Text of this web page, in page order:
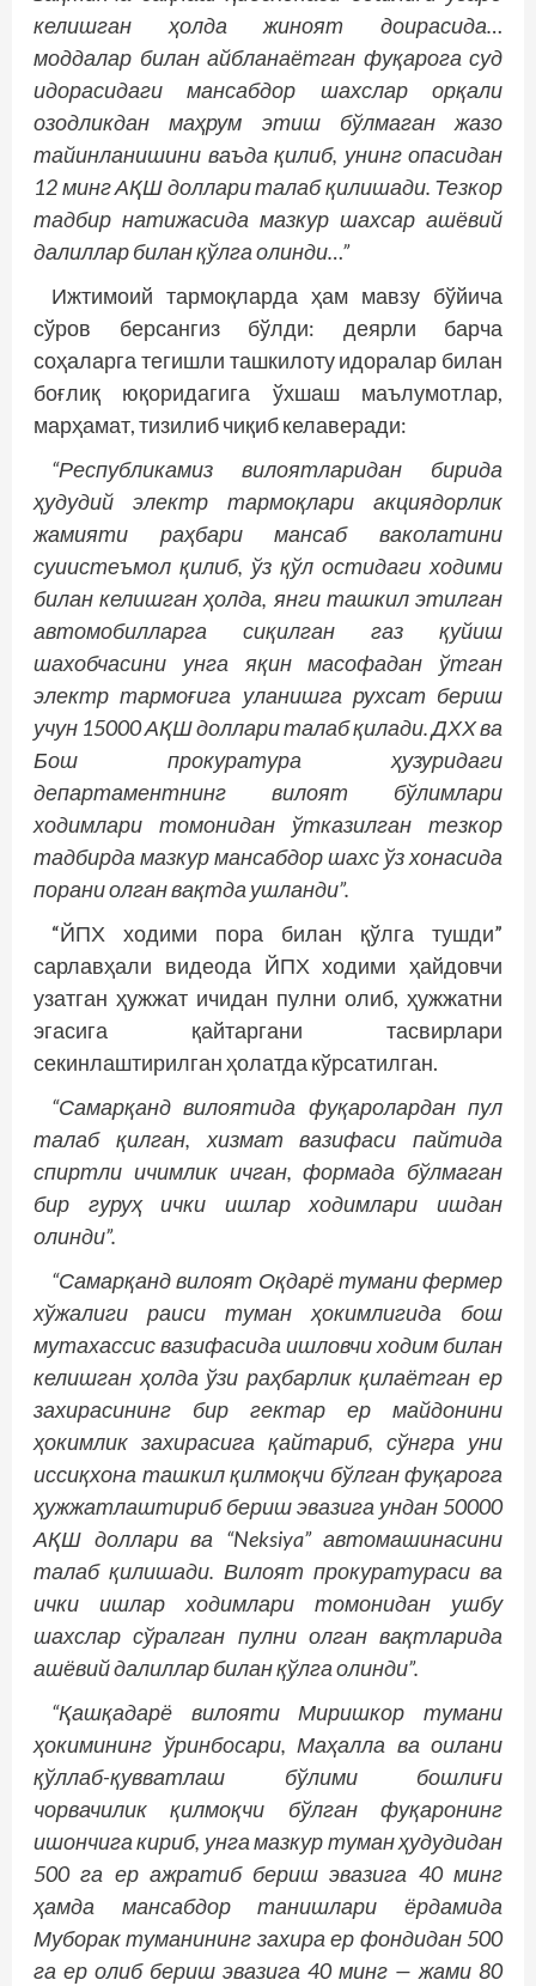
келишган ҳолда жиноят доирасида…
моддалар билан айбланаётган фуқарога суд
идорасидаги мансабдор шахслар орқали
озодликдан маҳрум этиш бўлмаган жазо
тайинланишини ваъда қилиб, унинг опасидан
12 минг АҚШ доллари талаб қилишади. Тезкор
тадбир натижасида мазкур шахсар ашёвий
далиллар билан қўлга олинди…”
Ижтимоий тармоқларда ҳам мавзу бўйича
сўров берсангиз бўлди: деярли барча
соҳаларга тегишли ташкилоту идоралар билан
боғлиқ юқоридагига ўхшаш маълумотлар,
марҳамат, тизилиб чиқиб келаверади:
“Республикамиз вилоятларидан бирида
ҳудудий электр тармоқлари акциядорлик
жамияти раҳбари мансаб ваколатини
суиистеъмол қилиб, ўз қўл остидаги ходими
билан келишган ҳолда, янги ташкил этилган
автомобилларга сиқилган газ қуйиш
шахобчасини унга яқин масофадан ўтган
электр тармоғига уланишга рухсат бериш
учун 15000 АҚШ доллари талаб қилади. ДХХ ва
Бош прокуратура ҳузуридаги
департаментнинг вилоят бўлимлари
ходимлари томонидан ўтказилган тезкор
тадбирда мазкур мансабдор шахс ўз хонасида
порани олган вақтда ушланди”.
“ЙПХ ходими пора билан қўлга тушди”
сарлавҳали видеода ЙПХ ходими ҳайдовчи
узатган ҳужжат ичидан пулни олиб, ҳужжатни
эгасига қайтаргани тасвирлари
секинлаштирилган ҳолатда кўрсатилган.
“Самарқанд вилоятида фуқаролардан пул
талаб қилган, хизмат вазифаси пайтида
спиртли ичимлик ичган, формада бўлмаган
бир гуруҳ ички ишлар ходимлари ишдан
олинди”.
“Самарқанд вилоят Оқдарё тумани фермер
хўжалиги раиси туман ҳокимлигида бош
мутахассис вазифасида ишловчи ходим билан
келишган ҳолда ўзи раҳбарлик қилаётган ер
захирасининг бир гектар ер майдонини
ҳокимлик захирасига қайтариб, сўнгра уни
иссиқхона ташкил қилмоқчи бўлган фуқарога
ҳужжатлаштириб бериш эвазига ундан 50000
АҚШ доллари ва “Neksiya” автомашинасини
талаб қилишади. Вилоят прокуратураси ва
ички ишлар ходимлари томонидан ушбу
шахслар сўралган пулни олган вақтларида
ашёвий далиллар билан қўлга олинди”.
“Қашқадарё вилояти Миришкор тумани
ҳокимининг ўринбосари, Маҳалла ва оилани
қўллаб-қувватлаш бўлими бошлиғи
чорвачилик қилмоқчи бўлган фуқаронинг
ишончига кириб, унга мазкур туман ҳудудидан
500 га ер ажратиб бериш эвазига 40 минг
ҳамда мансабдор танишлари ёрдамида
Муборак туманининг захира ер фондидан 500
га ер олиб бериш эвазига 40 минг — жами 80